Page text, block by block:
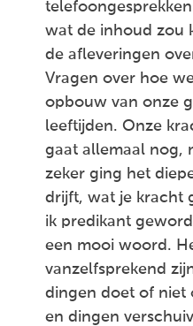
wat de inhoud zou
de afleveringen
Vragen over hoe
opbouw van onze
leeftijden. Onze
gaat allemaal nog,
zeker ging het
drijft, wat je kracht
ik predikant
een mooi woord.
vanzelfsprekend
dingen doet of niet
en dingen